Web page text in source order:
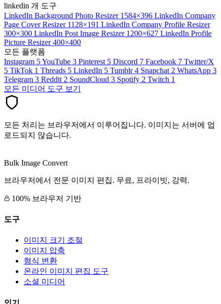
linkedin 개 도구
LinkedIn Background Photo Resizer 1584×396 LinkedIn Company
Page Cover Resizer 1128×191 LinkedIn Company Profile Resizer
300×300 LinkedIn Post Image Resizer 1200×627 LinkedIn Profile
Picture Resizer 400×400
모든 플랫폼
Instagram 5YouTube 3 Pinterest 5 Discord 7 Facebook 7 Twitter/X
5 TikTok 1 Threads 5 LinkedIn 5 Tumblr 4 Snapchat 2 WhatsApp 3
Telegram 3 Reddit 2 SoundCloud 3 Spotify 2 Twitch 1
모든 미디어 도구 보기
모든 처리는 브라우저에서 이루어집니다. 이미지는 서버에 업
로드되지 않습니다.
Bulk Image Convert
브라우저에서 전문 이미지 편집. 무료, 프라이빗, 강력.
100% 브라우저 기반
도구
이미지 크기 조절
이미지 압축
형식 변환
온라인 이미지 편집 도구
소셜 미디어